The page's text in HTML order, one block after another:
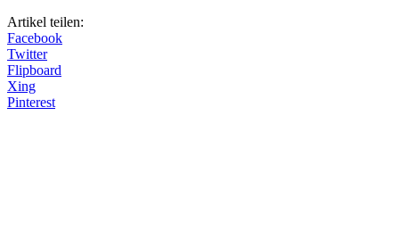
Artikel teilen:
Facebook
Twitter
Flipboard
Xing
Pinterest